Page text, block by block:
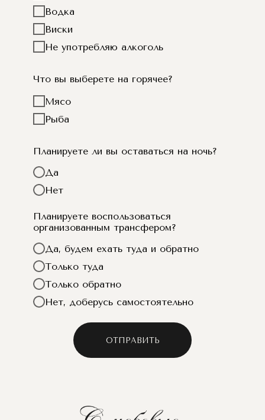
Водка
Виски
Не употребляю алкоголь
Что вы выберете на горячее?
Мясо
Рыба
Планируете ли вы оставаться на ночь?
Да
Нет
Планируете воспользоваться
организованным трансфером?
Да, будем ехать туда и обратно
Только туда
Только обратно
Нет, доберусь самостоятельно
ОТПРАВИТЬ